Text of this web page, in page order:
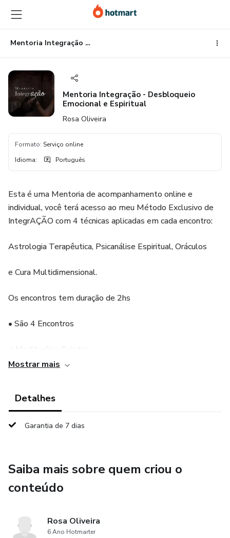
para
o
conteúdo
principal
para
o
pagamento
para
o
rodapé
Mentoria Integração - Desbloqueio Emocional e Espiritual
Mentoria Integração - Desbloqueio
Emocional e Espiritual
Rosa Oliveira
Formato: Serviço online
Idioma: Português
Esta é uma Mentoria de acompanhamento online e
individual, você terá acesso ao meu Método Exclusivo de
IntegrAÇÃO com 4 técnicas aplicadas em cada encontro:
Astrologia Terapêutica, Psicanálise Espiritual, Oráculos
e Cura Multidimensional.
Os encontros tem duração de 2hs
• São 4 Encontros
+ Meditações Guiadas
afetivos, nas suas finanças e a relação com pais e filhos.
Oferecido por Rosa Oliveira
horários então caso você não encontre o horário que deseja
por favor entre em contato no suporte por e-mail.
Mostrar mais
Detalhes
Garantia de 7 dias
Saiba mais sobre quem criou o
conteúdo
Rosa Oliveira
6 Ano Hotmarter